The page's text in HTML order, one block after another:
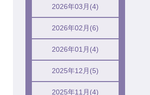
2026年03月(4)
2026年02月(6)
2026年01月(4)
2025年12月(5)
2025年11月(4)